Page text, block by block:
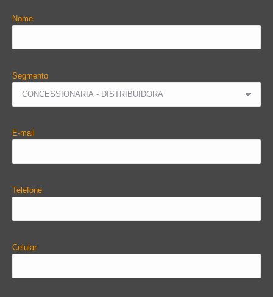
Nome
Segmento
E-mail
Telefone
Celular